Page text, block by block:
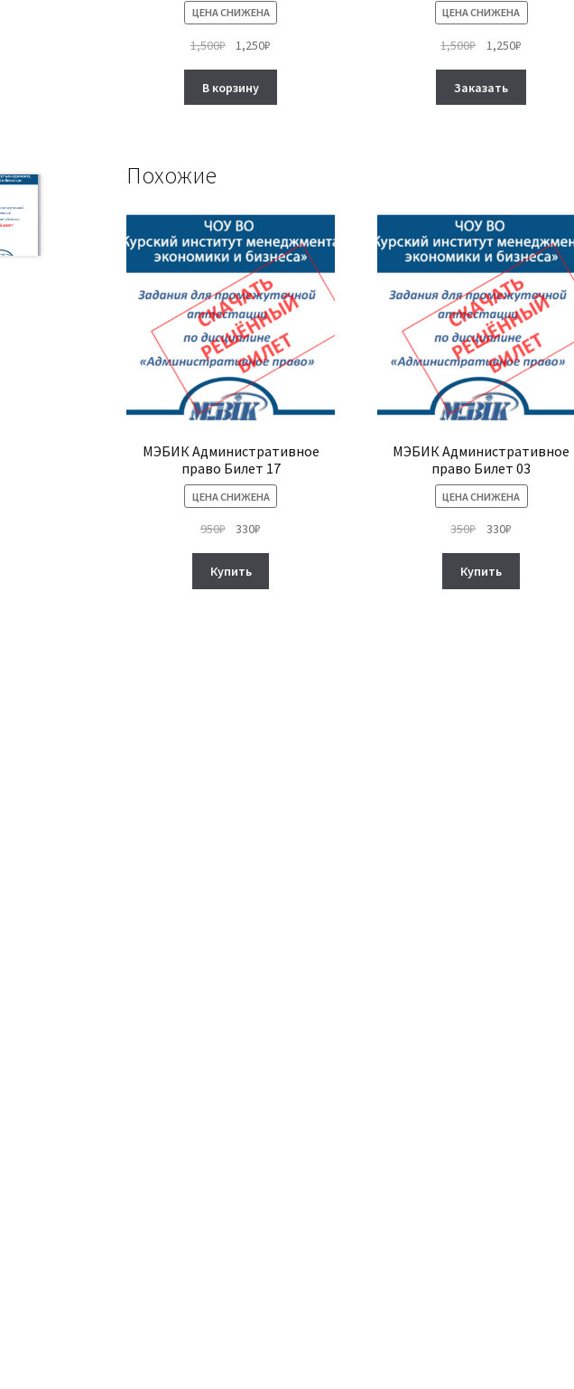
ЦЕНА СНИЖЕНА
1,500₽
Первоначальная
составляла
1,500₽.
1,250₽
В корзину
ЦЕНА СНИЖЕНА
1,500₽
Первоначальная
составляла
1,500₽.
1,250₽
Заказать
выбрать
на
странице
товара.
Похожие
МЭБИК Административное
право Билет 17
ЦЕНА СНИЖЕНА
950₽
Первоначальная
составляла
950₽.
330₽
Купить
МЭБИК Административное
право Билет 03
ЦЕНА СНИЖЕНА
350₽
Первоначальная
составляла
350₽.
330₽
Купить